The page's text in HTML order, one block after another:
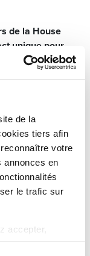
de la
tiers afin
votre
annonces en
le trafic sur
accepter,
préférences,
de la House
unique pour
aux
financier.
nécessaires
une
à
d’une
plan ?